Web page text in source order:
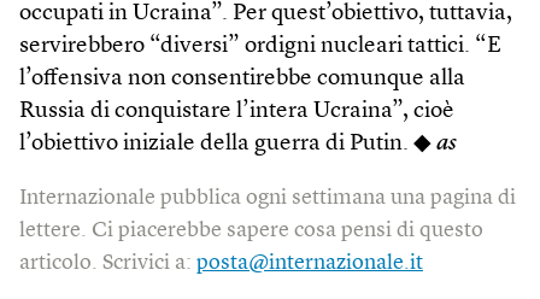
occupati in Ucraina”. Per quest’obiettivo, tuttavia,
servirebbero “diversi” ordigni nucleari tattici. “E
l’offensiva non consentirebbe comunque alla
Russia di conquistare l’intera Ucraina”, cioè
l’obiettivo iniziale della guerra di Putin. ◆ as
Internazionale pubblica ogni settimana una pagina di
lettere. Ci piacerebbe sapere cosa pensi di questo
articolo. Scrivici a: posta@internazionale.it